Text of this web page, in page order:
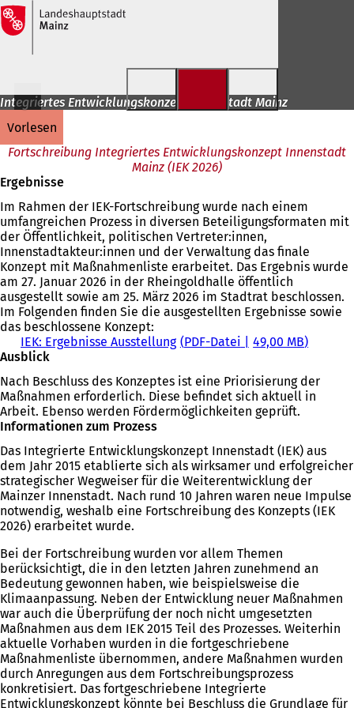
Inhalt anspringen
Integriertes Entwicklungskonzept Innenstadt Mainz
vorlesen
Fortschreibung Integriertes Entwicklungskonzept Innenstadt
Mainz (IEK 2026)
Ergebnisse
Im Rahmen der IEK-Fortschreibung wurde nach einem
umfangreichen Prozess in diversen Beteiligungsformaten mit
der Öffentlichkeit, politischen Vertreter:innen,
Innenstadtakteur:innen und der Verwaltung das finale
Konzept mit Maßnahmenliste erarbeitet. Das Ergebnis wurde
am 27. Januar 2026 in der Rheingoldhalle öffentlich
ausgestellt sowie am 25. März 2026 im Stadtrat beschlossen.
Im Folgenden finden Sie die ausgestellten Ergebnisse sowie
das beschlossene Konzept:
IEK: Ergebnisse Ausstellung PDF-Datei
49,00 MB
Ausblick
Nach Beschluss des Konzeptes ist eine Priorisierung der
Maßnahmen erforderlich. Diese befindet sich aktuell in
Arbeit. Ebenso werden Fördermöglichkeiten geprüft.
Informationen zum Prozess
Das Integrierte Entwicklungskonzept Innenstadt (IEK) aus
dem Jahr 2015 etablierte sich als wirksamer und erfolgreicher
strategischer Wegweiser für die Weiterentwicklung der
Mainzer Innenstadt. Nach rund 10 Jahren waren neue Impulse
notwendig, weshalb eine Fortschreibung des Konzepts (IEK
2026) erarbeitet wurde.
Bei der Fortschreibung wurden vor allem Themen
berücksichtigt, die in den letzten Jahren zunehmend an
Bedeutung gewonnen haben, wie beispielsweise die
Klimaanpassung. Neben der Entwicklung neuer Maßnahmen
war auch die Überprüfung der noch nicht umgesetzten
Maßnahmen aus dem IEK 2015 Teil des Prozesses. Weiterhin
aktuelle Vorhaben wurden in die fortgeschriebene
Maßnahmenliste übernommen, andere Maßnahmen wurden
durch Anregungen aus dem Fortschreibungsprozess
konkretisiert. Das fortgeschriebene Integrierte
Entwicklungskonzept könnte bei Beschluss die Grundlage für